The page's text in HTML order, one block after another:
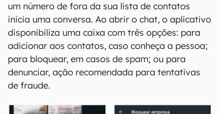
um número de fora da sua lista de contatos
inicia uma conversa. Ao abrir o chat, o aplicativo
disponibiliza uma caixa com três opções: para
adicionar aos contatos, caso conheça a pessoa;
para bloquear, em casos de spam; ou para
denunciar, ação recomendada para tentativas
de fraude.